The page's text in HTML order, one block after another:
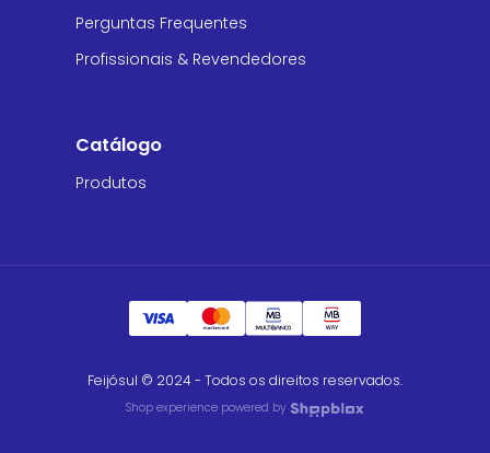
Perguntas Frequentes
Profissionais & Revendedores
Catálogo
Produtos
Feijósul © 2024 - Todos os direitos reservados.
Shop experience powered by